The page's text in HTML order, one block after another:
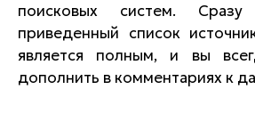
поисковых систем.
приведенный список
является полным, и вы
дополнить в комментариях к